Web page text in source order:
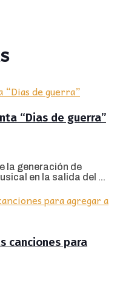
“Dias de guerra”
la generación de
en la salida del ...
canciones para